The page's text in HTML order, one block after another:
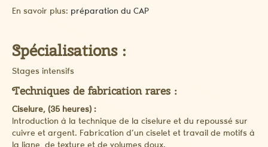
En savoir plus: préparation du CAP
Spécialisations :
Stages intensifs
Techniques de fabrication rares :
Ciselure, (35 heures) :
Introduction à la technique de la ciselure et du repoussé sur
cuivre et argent. Fabrication d’un ciselet et travail de motifs à